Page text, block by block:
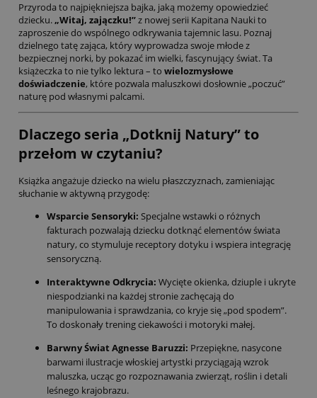
Przyroda to najpiękniejsza bajka, jaką możemy opowiedzieć
dziecku.„Witaj, zajączku!”z nowej serii Kapitana Nauki to
zaproszenie do wspólnego odkrywania tajemnic lasu. Poznaj
dzielnego tatę zająca, który wyprowadza swoje młode z
bezpiecznej norki, by pokazać im wielki, fascynujący świat. Ta
książeczka to nie tylko lektura – to wielozmysłowe
doświadczenie, które pozwala maluszkowi dosłownie „poczuć”
naturę pod własnymi palcami.
Dlaczego seria „Dotknij Natury” to
przełom w czytaniu?
Książka angażuje dziecko na wielu płaszczyznach, zamieniając
słuchanie w aktywną przygodę:
Wsparcie Sensoryki: Specjalne wstawki o różnych
fakturach pozwalają dziecku dotknąć elementów świata
natury, co stymuluje receptory dotyku i wspiera integrację
sensoryczną.
Interaktywne Odkrycia: Wycięte okienka, dziuple i ukryte
niespodzianki na każdej stronie zachęcają do
manipulowania i sprawdzania, co kryje się „pod spodem”.
To doskonały trening ciekawości i motoryki małej.
Barwny Świat Agnesse Baruzzi: Przepiękne, nasycone
barwami ilustracje włoskiej artystki przyciągają wzrok
maluszka, ucząc go rozpoznawania zwierząt, roślin i detali
leśnego krajobrazu.